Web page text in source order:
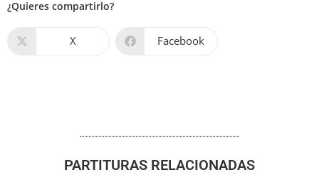
¿Quieres compartirlo?
X Facebook
PARTITURAS RELACIONADAS